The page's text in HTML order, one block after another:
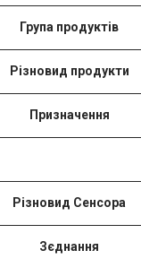
Група продуктів
Різновид продукти
Призначення
Різновид Сенсорa
Зєднання